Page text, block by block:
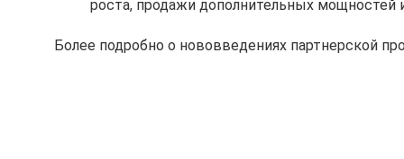
роста, продажи дополнительных мощностей
Более подробно о нововведениях партнерской